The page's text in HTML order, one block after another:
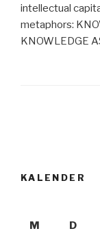
intellectual
metaphors:
KNOWLEDGE
KALENDER
M
D